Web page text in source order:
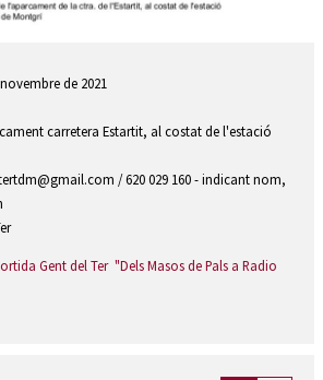
de 2021
carretera Estartit, al costat de l'estació
/ 620 029 160 - indicant nom,
Gent del Ter "Dels Masos de Pals a Radio